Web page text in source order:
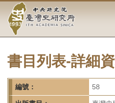
要
中
央
研
究
院-
書目列表-詳細
編號： 58